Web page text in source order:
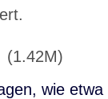
(1.42M)
wie